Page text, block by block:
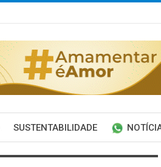
SUSTENTABILIDADE